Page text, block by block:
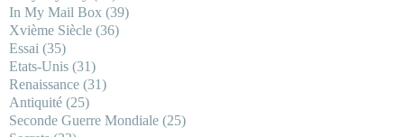
In My Mail Box (39)
Xvième Siècle (36)
Essai (35)
Etats-Unis (31)
Renaissance (31)
Antiquité (25)
Seconde Guerre Mondiale (25)